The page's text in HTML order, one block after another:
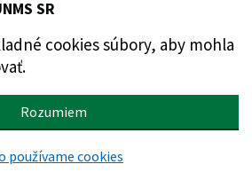
SR
cookies súbory, aby mohla
Rozumiem
používame cookies